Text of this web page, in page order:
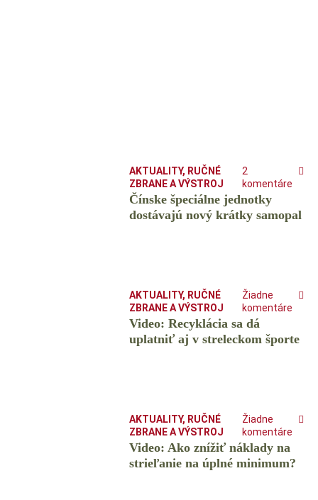
AKTUALITY, RUČNÉ
ZBRANE A VÝSTROJ
2
komentáre
Čínske špeciálne jednotky
dostávajú nový krátky samopal
AKTUALITY, RUČNÉ
ZBRANE A VÝSTROJ
Žiadne
komentáre
Video: Recyklácia sa dá
uplatniť aj v streleckom športe
AKTUALITY, RUČNÉ
ZBRANE A VÝSTROJ
Žiadne
komentáre
Video: Ako znížiť náklady na
strieľanie na úplné minimum?